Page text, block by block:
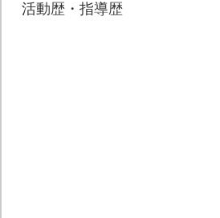
活動歴・指導歴